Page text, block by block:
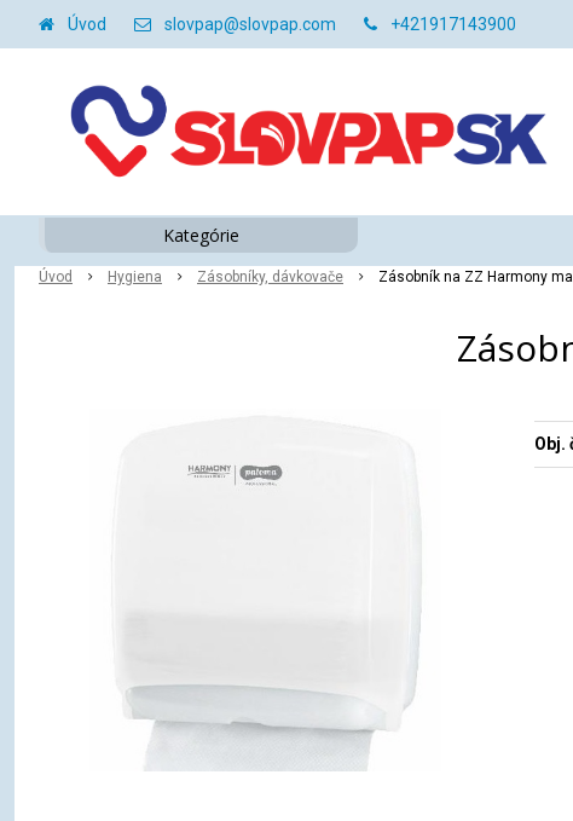
Úvod slovpap@slovpap.com +421917143900
Úvod Hygiena Zásobníky, dávkovače Zásobník na ZZ Harmony
Obj.
Kategórie